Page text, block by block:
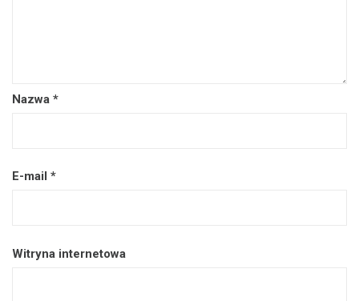
Nazwa *
E-mail *
Witryna internetowa